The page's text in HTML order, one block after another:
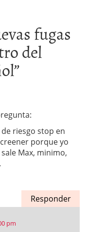
fugas
del
”
riesgo stop en
porque yo
Max, minimo,
Responder
pm